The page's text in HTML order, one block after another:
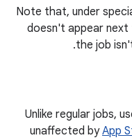
Note that, under
doesn't appear next
the job
Unlike regular jobs,
unaffected byApp